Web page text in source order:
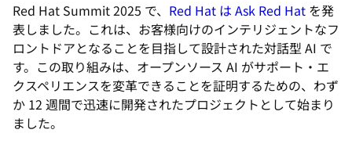
Red Hat Summit 2025 で、 Red Hat は Ask Red Hat を発
表しました。これは、お客様向けのインテリジェントなフ
ロントドアとなることを目指して設計された対話型 AI で
す。この取り組みは、オープンソース AI がサポート・エ
クスペリエンスを変革できることを証明するための、わず
か 12 週間で迅速に開発されたプロジェクトとして始まり
ました。